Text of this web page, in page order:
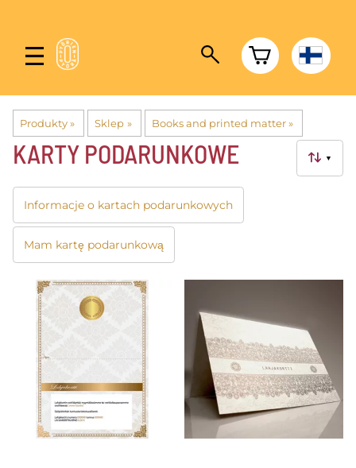
Produkty‪» Sklep ‪» Books and printed matter ‪»
▼
KARTY PODARUNKOWE
Informacje o kartach podarunkowych
Mam kartę podarunkową